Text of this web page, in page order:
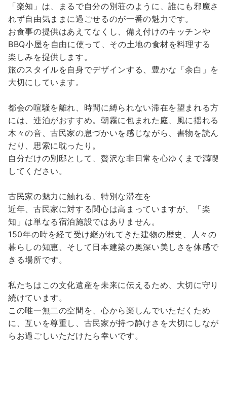
「楽知」は、まるで自分の別荘のように、誰にも邪魔さ
れず自由気ままに過ごせるのが一番の魅力です。
お食事の提供はあえてなくし、備え付けのキッチンや
BBQ小屋を自由に使って、その土地の食材を料理する
楽しみを提供します。
旅のスタイルを自身でデザインする、豊かな「余白」を
大切にしています。
都会の喧騒を離れ、時間に縛られない滞在を望まれる方
には、連泊がおすすめ。朝霧に包まれた庭、風に揺れる
木々の音、古民家の息づかいを感じながら、書物を読ん
だり、思索に耽ったり。
自分だけの別邸として、贅沢な非日常を心ゆくまで満喫
してください。
古民家の魅力に触れる、特別な滞在を
近年、古民家に対する関心は高まっていますが、「楽
知」は単なる宿泊施設ではありません。
150年の時を経て受け継がれてきた建物の歴史、人々の
暮らしの知恵、そして日本建築の奥深い美しさを体感で
きる場所です。
私たちはこの文化遺産を未来に伝えるため、大切に守り
続けています。
この唯一無二の空間を、心から楽しんでいただくため
に、互いを尊重し、古民家が持つ静けさを大切にしなが
らお過ごしいただけたら幸いです。